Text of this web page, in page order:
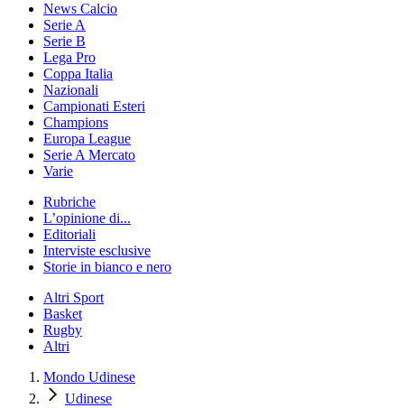
News Calcio
Serie A
Serie B
Lega Pro
Coppa Italia
Nazionali
Campionati Esteri
Champions
Europa League
Serie A Mercato
Varie
Rubriche
L’opinione di...
Editoriali
Interviste esclusive
Storie in bianco e nero
Altri Sport
Basket
Rugby
Altri
Mondo Udinese
Udinese